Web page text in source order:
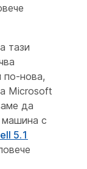
тази
по-нова,
Microsoft
да
машина с
5.1